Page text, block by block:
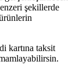
şekillerde
kartına taksit